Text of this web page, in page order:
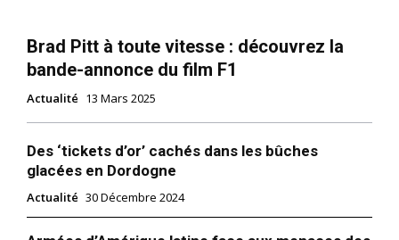
Brad Pitt à toute vitesse : découvrez la
bande-annonce du film F1
Actualité 13 Mars 2025
Des ‘tickets d’or’ cachés dans les bûches
glacées en Dordogne
Actualité 30 Décembre 2024